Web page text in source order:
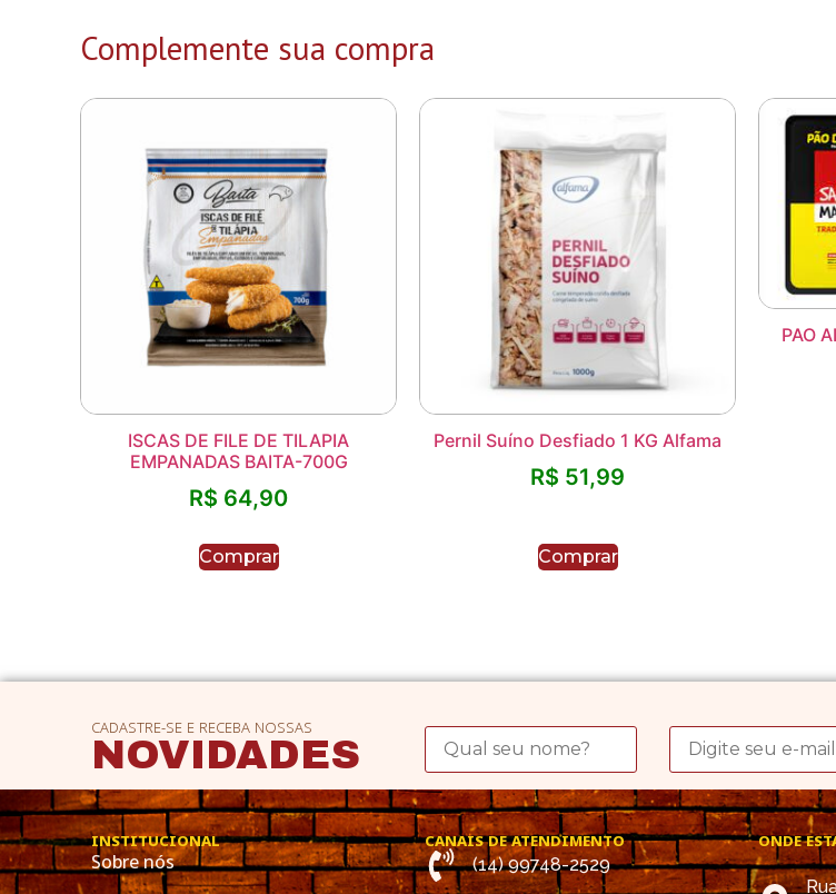
Complemente sua compra
ISCAS DE FILE DE TILAPIA
EMPANADAS BAITA-700G
R$ 64,90
Comprar
Pernil Suíno Desfiado 1 KG Alfama
R$ 51,99
Comprar
PAO
CADASTRE-SE E RECEBA NOSSAS
NOVIDADES
INSTITUCIONAL
Sobre nós
CANAIS DE ATENDIMENTO
(14) 99748-2529
ONDE